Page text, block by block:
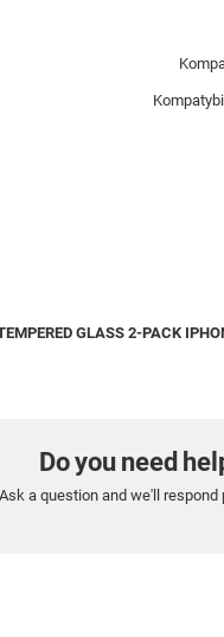
GLASS 2-PACK
Do you need
Ask a question and we'll